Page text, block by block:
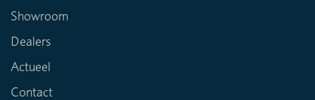
Showroom
Dealers
Actueel
Contact